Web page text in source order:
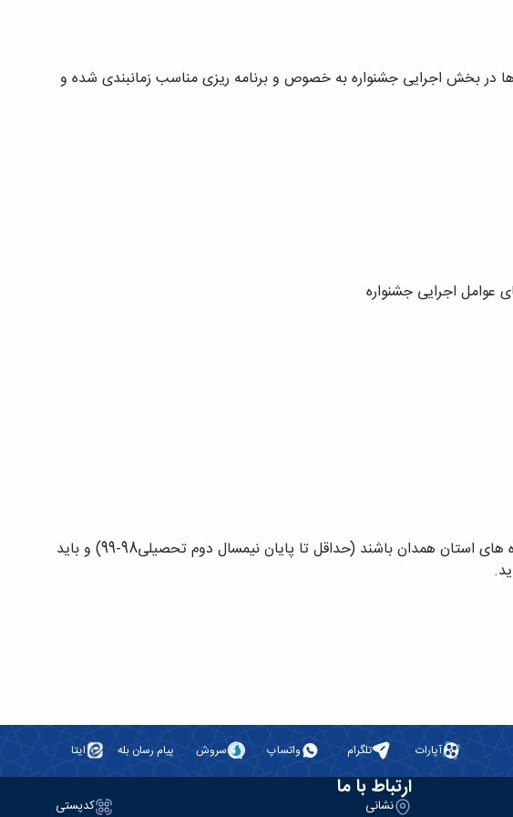
در بخش اجرایی جشنواره به خصوص و برنامه ریزی مناسب زمانبندی شده و
عوامل اجرایی جشنواره
• متقاضی شرکت در جشنواره باید دانشجو (و یا از اساتید و کارکنان) دانشگاهها و مراکز آموزش عالی دانشگاه های استان همدان باشند (حداقل تا پایان نیمسال دوم تحصیلی98-99) و باید
آپارات تلگرام واتساپ سروش پیام رسان بله ایتا
ارتباط با ما
نشانی کدپستی